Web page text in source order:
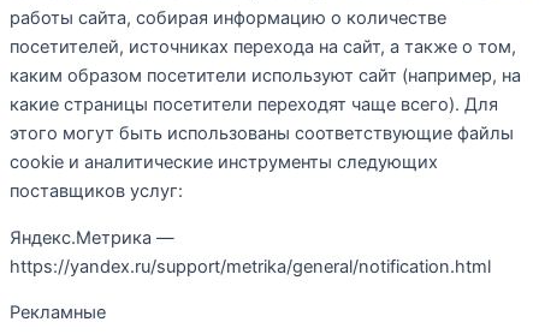
работы сайта, собирая информацию о количестве
посетителей, источниках перехода на сайт, а также о том,
каким образом посетители используют сайт (например, на
какие страницы посетители переходят чаще всего). Для
этого могут быть использованы соответствующие файлы
cookie и аналитические инструменты следующих
поставщиков услуг:
Яндекс.Метрика —
https://yandex.ru/support/metrika/general/notification.html
Рекламные